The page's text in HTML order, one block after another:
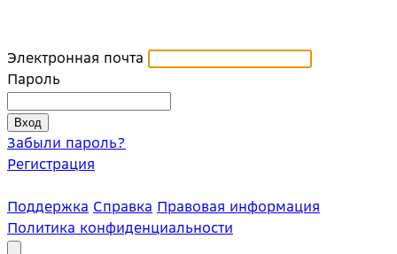
Электронная почта
Пароль
Забыли пароль?
Регистрация
Поддержка Справка Правовая информация
Политика конфиденциальности